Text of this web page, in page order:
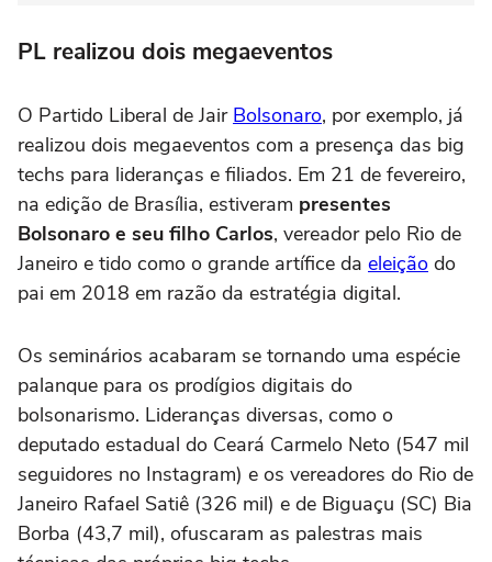
PL realizou dois megaeventos
O Partido Liberal de Jair Bolsonaro, por exemplo, já
realizou dois megaeventos com a presença das big
techs para lideranças e filiados. Em 21 de fevereiro,
na edição de Brasília, estiveram presentes
Bolsonaro e seu filho Carlos, vereador pelo Rio de
Janeiro e tido como o grande artífice da eleição do
pai em 2018 em razão da estratégia digital.
Os seminários acabaram se tornando uma espécie
palanque para os prodígios digitais do
bolsonarismo. Lideranças diversas, como o
deputado estadual do Ceará Carmelo Neto (547 mil
seguidores no Instagram) e os vereadores do Rio de
Janeiro Rafael Satiê (326 mil) e de Biguaçu (SC) Bia
Borba (43,7 mil), ofuscaram as palestras mais